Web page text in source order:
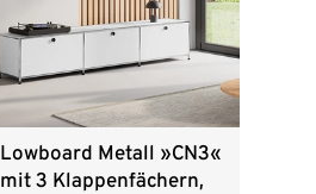
Lowboard Metall »CN3«
mit 3 Klappenfächern,